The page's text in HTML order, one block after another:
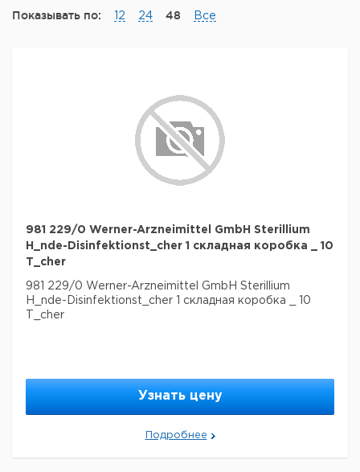
Показывать по: 12 24 48 Все
981 229/0 Werner-Arzneimittel GmbH Sterillium
H_nde-Disinfektionst_cher 1 складная коробка _ 10
T_cher
981 229/0 Werner-Arzneimittel GmbH Sterillium
H_nde-Disinfektionst_cher 1 складная коробка _ 10
T_cher
Узнать цену
Подробнее